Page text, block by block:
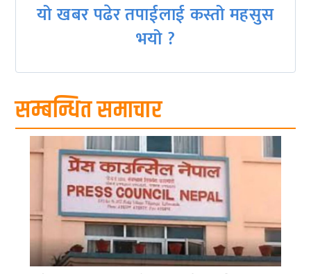
यो खबर पढेर तपाईलाई कस्तो महसुस
भयो ?
सम्बन्धित समाचार